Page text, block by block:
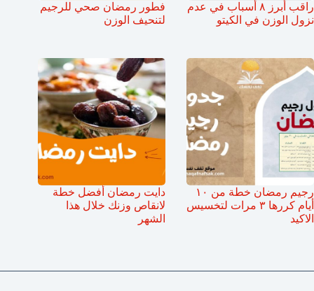
راقب أبرز ٨ أسباب في عدم
نزول الوزن في الكيتو
فطور رمضان صحي للرجيم
لتنحيف الوزن
رجيم رمضان خطة من ١٠
أيام كررها ٣ مرات لتخسيس
الاكيد
دايت رمضان أفضل خطة
لانقاص وزنك خلال هذا
الشهر